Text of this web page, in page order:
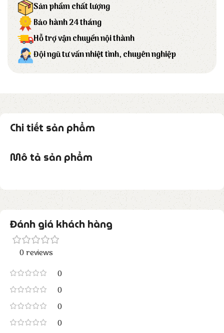
Sản phẩm chất lượng
Bảo hành 24 tháng
Hỗ trợ vận chuyển nội thành
Đội ngũ tư vấn nhiệt tình, chuyên nghiệp
Chi tiết sản phẩm
Mô tả sản phẩm
Đánh giá khách hàng
0 reviews
0
0
0
0